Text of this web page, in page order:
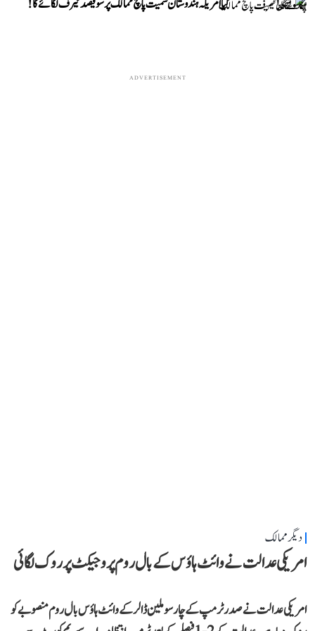
کیا امریکہ ہندوستان سمیت پانچ ممالک پر سو فیصد ٹیرف لگائے گا!
ADVERTISEMENT
دیگر ممالک
امریکی عدالت نے وائٹ ہاؤس کے بال روم پروجیکٹ پر روک لگائی
امریکی عدالت نے صدر ٹرمپ کے چار سو ملین ڈالر کے وائٹ ہاؤس بال روم منصوبے کو